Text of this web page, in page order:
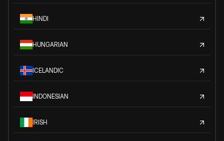
HINDI
HUNGARIAN
ICELANDIC
INDONESIAN
IRISH